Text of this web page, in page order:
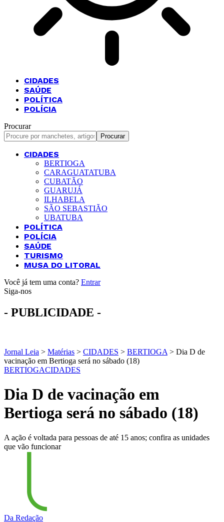
CIDADES
SAÚDE
POLÍTICA
POLÍCIA
Procurar
CIDADES
BERTIOGA
CARAGUATATUBA
CUBATÃO
GUARUJÁ
ILHABELA
SÃO SEBASTIÃO
UBATUBA
POLÍTICA
POLÍCIA
SAÚDE
TURISMO
MUSA DO LITORAL
Você já tem uma conta? Entrar
Siga-nos
- PUBLICIDADE -
Jornal Leia > Matérias > CIDADES > BERTIOGA > Dia D de
vacinação em Bertioga será no sábado (18)
BERTIOGACIDADES
Dia D de vacinação em
Bertioga será no sábado (18)
A ação é voltada para pessoas de até 15 anos; confira as unidades
que vão funcionar
Da Redação